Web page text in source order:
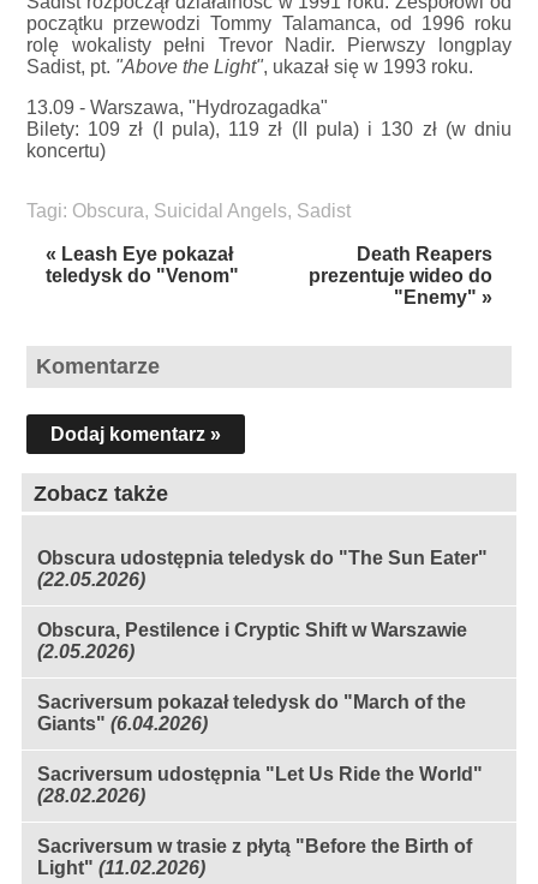
początku przewodzi Tommy Talamanca, od 1996 roku
rolę wokalisty pełni Trevor Nadir. Pierwszy longplay
Sadist, pt. "Above the Light", ukazał się w 1993 roku.
13.09 - Warszawa, "Hydrozagadka"
Bilety: 109 zł (I pula), 119 zł (II pula) i 130 zł (w dniu
koncertu)
Tagi: Obscura, Suicidal Angels, Sadist
« Leash Eye pokazał
teledysk do "Venom"
Death Reapers
prezentuje wideo do
"Enemy" »
Komentarze
Dodaj komentarz »
Zobacz także
Obscura udostępnia teledysk do "The Sun Eater"
(22.05.2026)
Obscura, Pestilence i Cryptic Shift w Warszawie
(2.05.2026)
Sacriversum pokazał teledysk do "March of the
Giants" (6.04.2026)
Sacriversum udostępnia "Let Us Ride the World"
(28.02.2026)
Sacriversum w trasie z płytą "Before the Birth of
Light" (11.02.2026)